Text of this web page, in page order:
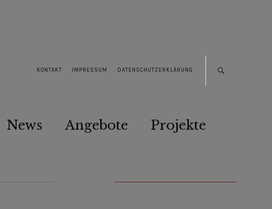
KONTAKT IMPRESSUM DATENSCHUTZERKLÄRUNG
News Angebote Projekte